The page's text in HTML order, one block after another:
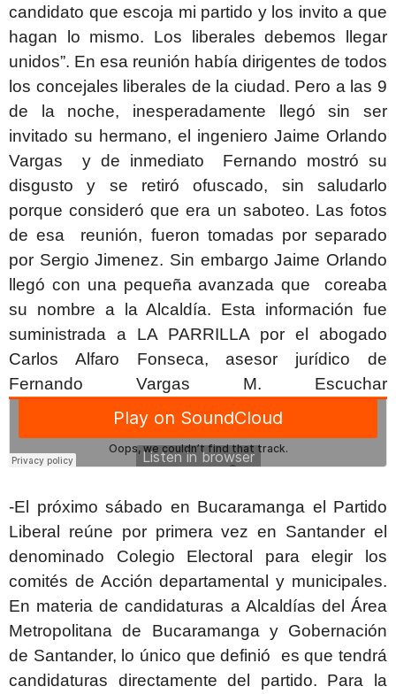
candidato que escoja mi partido y los invito a que
hagan lo mismo. Los liberales debemos llegar
unidos”. En esa reunión había dirigentes de todos
los concejales liberales de la ciudad. Pero a las 9
de la noche, inesperadamente llegó sin ser
invitado su hermano, el ingeniero Jaime Orlando
Vargas y de inmediato Fernando mostró su
disgusto y se retiró ofuscado, sin saludarlo
porque consideró que era un saboteo. Las fotos
de esa reunión, fueron tomadas por separado
por Sergio Jimenez. Sin embargo Jaime Orlando
llegó con una pequeña avanzada que coreaba
su nombre a la Alcaldía. Esta información fue
suministrada a LA PARRILLA por el abogado
Carlos Alfaro Fonseca, asesor jurídico de
Fernando Vargas M. Escuchar
-El próximo sábado en Bucaramanga el Partido
Liberal reúne por primera vez en Santander el
denominado Colegio Electoral para elegir los
comités de Acción departamental y municipales.
En materia de candidaturas a Alcaldías del Área
Metropolitana de Bucaramanga y Gobernación
de Santander, lo único que definió es que tendrá
candidaturas directamente del partido. Para la